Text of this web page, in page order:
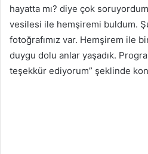
hayatta mı? diye çok
vesilesi ile hemşiremi buldum.
fotoğrafımız var. Hemşirem ile
duygu dolu anlar yaşadık.
teşekkür ediyorum” şeklinde